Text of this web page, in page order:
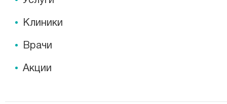
Клиники
Врачи
Акции